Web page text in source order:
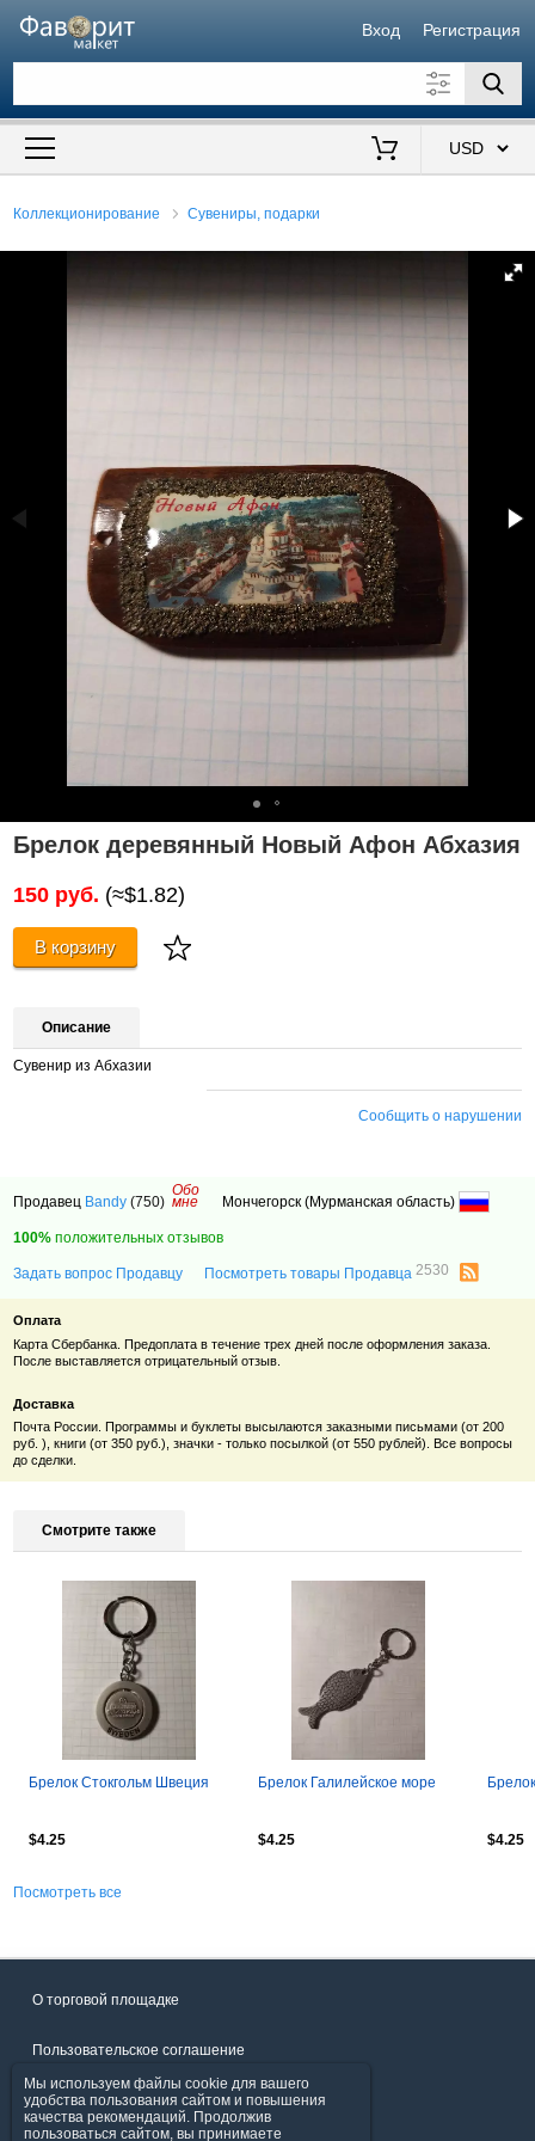
Вход Регистрация
Искать также в описании
Коллекционирование Сувениры, подарки
Брелок деревянный Новый Афон Абхазия
150 руб. (≈$1.82)
В корзину
Описание
Сувенир из Абхазии
Сообщить о нарушении
Продавец Bandy (750)
Обо
мне Мончегорск (Мурманская область)
100% положительных отзывов
Задать вопрос Продавцу Посмотреть товары Продавца2530
Оплата
Карта Сбербанка. Предоплатав течение трех дней после оформления заказа.
После выставляется отрицательный отзыв.
Доставка
Почта России. Программы и буклеты высылаются заказными письмами (от 200
руб. ), книги (от 350 руб.), значки - только посылкой (от 550 рублей). Все вопросы
до сделки.
Смотрите также
Брелок Стокгольм Швеция
$4.25
Брелок Галилейское море
$4.25 $4.25
Посмотреть все
О торговой площадке
Пользовательское соглашение
Политика конфиденциальности
Мы используем файлы cookie для вашего
удобства пользования сайтом и повышения
качества рекомендаций. Продолжив
пользоваться сайтом, вы принимаете